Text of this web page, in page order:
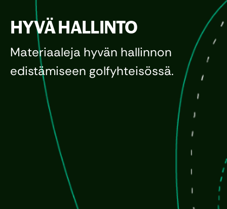
HYVÄ HALLINTO
Materiaaleja hyvän hallinnon
edistämiseen golfyhteisössä.